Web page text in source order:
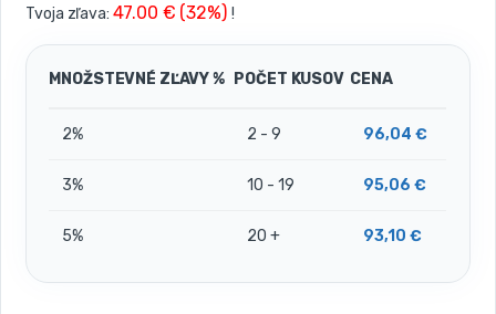
Tvoja zľava: 47.00 € (32%) !
MNOŽSTEVNÉ ZĽAVY % POČET KUSOV CENA
2% 2 - 9 96,04 €
3% 10 - 19 95,06 €
5% 20 + 93,10 €